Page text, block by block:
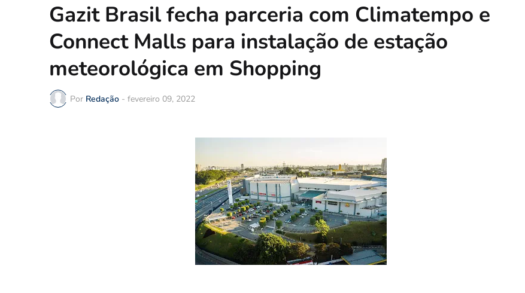
Gazit Brasil fecha parceria com Climatempo e
Connect Malls para instalação de estação
meteorológica em Shopping
Por Redação - fevereiro 09, 2022